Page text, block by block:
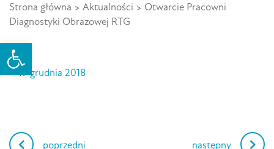
Open toolbar
Strona główna > Aktualności > Otwarcie Pracowni
Diagnostyki Obrazowej RTG
19 grudnia 2018
Nawigacja
poprzedni następny